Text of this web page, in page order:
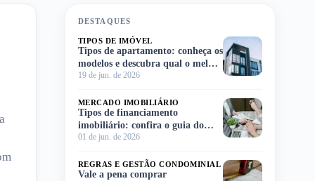
DESTAQUES
TIPOS DE IMÓVEL
Tipos de apartamento: conheça os
modelos e descubra qual o melhor
para você
19 de jun. de 2026
MERCADO IMOBILIÁRIO
Tipos de financiamento
imobiliário: confira o guia do
Meu Imóvel e escolha o ideal para
01 de jun. de 2026
REGRAS E GESTÃO CONDOMINIAL
Vale a pena comprar